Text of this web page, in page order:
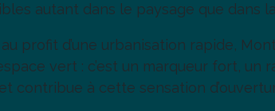
autant dans le paysage que dans
profit d’une urbanisation rapide,
vert : c’est un marqueur fort, un
à cette sensation